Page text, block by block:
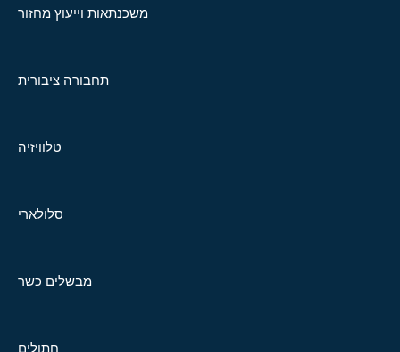
משכנתאות וייעוץ מחזור
תחבורה ציבורית
טלוויזיה
סלולארי
מבשלים כשר
חתולים